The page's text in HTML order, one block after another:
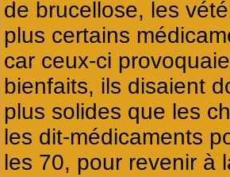
de brucellose, les
plus certains
car ceux-ci
bienfaits, ils disaient
plus solides que les
les dit-médicaments
les 70, pour revenir à